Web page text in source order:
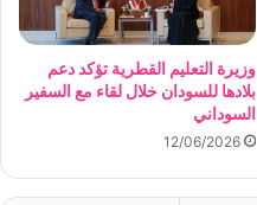
وزيرة التعليم القطرية تؤكد دعم
بلادها للسودان خلال لقاء مع السفير
السوداني
12/06/2026